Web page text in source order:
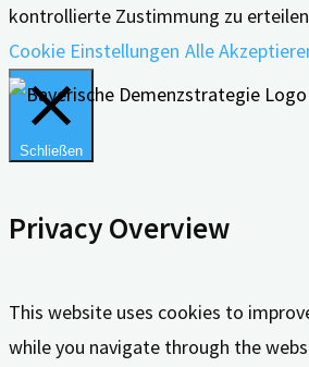
kontrollierte Zustimmung zu
Cookie Einstellungen Alle
Schließen
Privacy Overview
This website uses cookies to
while you navigate through the